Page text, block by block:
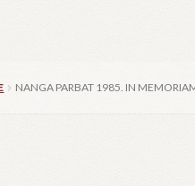
NANGA PARBAT 1985. IN